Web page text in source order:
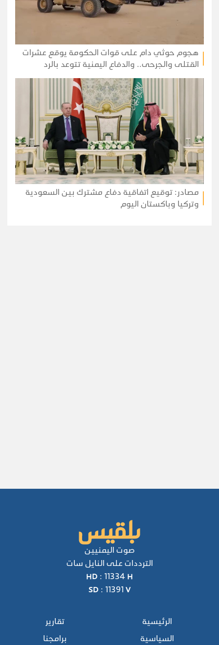
هجوم حوثي دام على قوات الحكومة يوقع عشرات
القتلى والجرحى.. والدفاع اليمنية تتوعد بالرد
مصادر: توقيع اتفاقية دفاع مشترك بين السعودية
وتركيا وباكستان اليوم
صوت اليمنيين
الترددات على النايل سات
HD : 11334 H
SD : 11391 V
الرئيسية
السياسية
تقارير
برامجنا